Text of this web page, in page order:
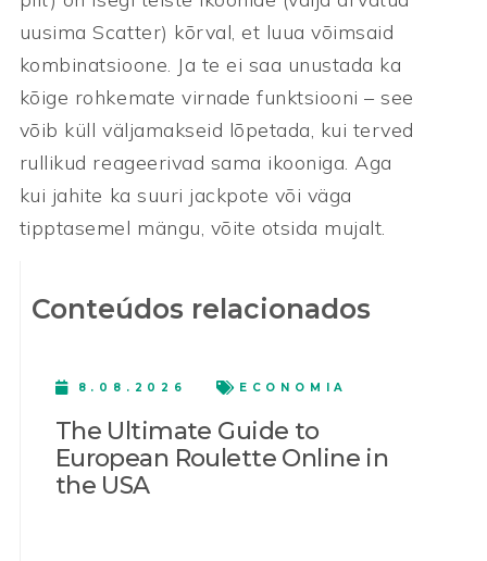
uusima Scatter) kõrval, et luua võimsaid
kombinatsioone. Ja te ei saa unustada ka
kõige rohkemate virnade funktsiooni – see
võib küll väljamakseid lõpetada, kui terved
rullikud reageerivad sama ikooniga. Aga
kui jahite ka suuri jackpote või väga
tipptasemel mängu, võite otsida mujalt.
Conteúdos relacionados
8.08.2026 ECONOMIA
The Ultimate Guide to
European Roulette Online in
the USA